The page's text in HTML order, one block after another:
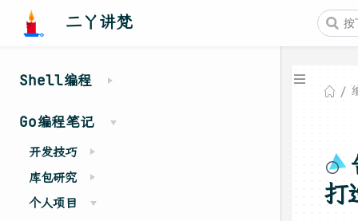
二丫讲梵
Shell编程
Go编程笔记
开发技巧
库包研究
个人项目
打